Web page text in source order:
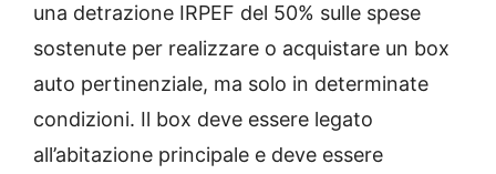
una detrazione IRPEF del 50% sulle spese
sostenute per realizzare o acquistare un box
auto pertinenziale, ma solo in determinate
condizioni. Il box deve essere legato
all’abitazione principale e deve essere